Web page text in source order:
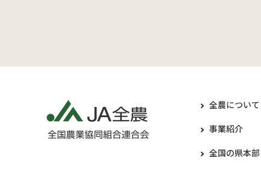
全農について
事業紹介
全国の県本部